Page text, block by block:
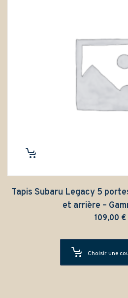
Tapis Subaru Legacy 5
et arrière –
109,00 €
Choisir une